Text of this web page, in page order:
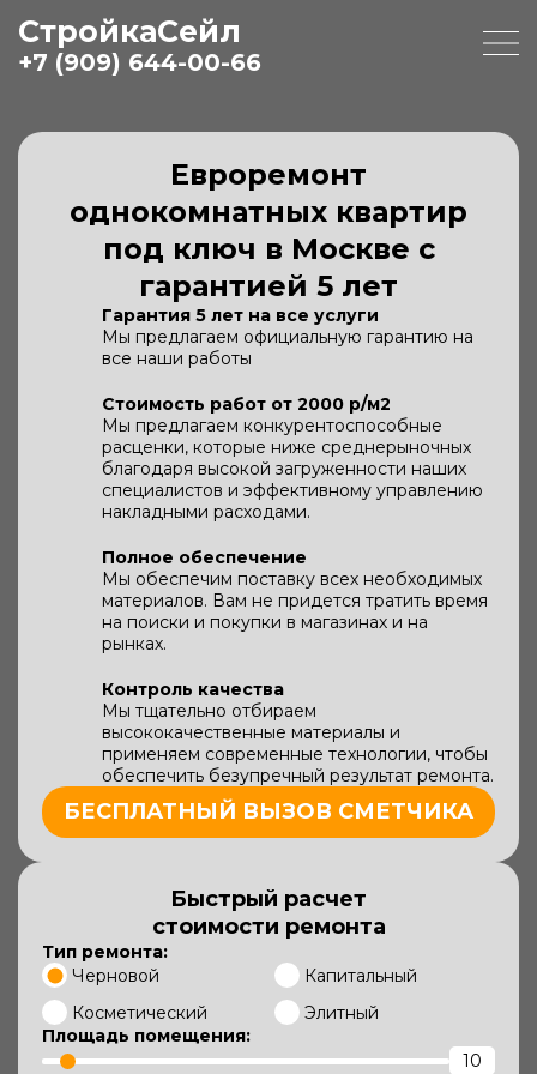
СтройкаСейл
+7 (909) 644-00-66
Евроремонт
однокомнатных квартир
под ключ в Москве с
гарантией 5 лет
Гарантия 5 лет на все услуги
Мы предлагаем официальную гарантию на
все наши работы
Стоимость работ от 2000 р/м2
Мы предлагаем конкурентоспособные
расценки, которые ниже среднерыночных
благодаря высокой загруженности наших
специалистов и эффективному управлению
накладными расходами.
Полное обеспечение
Мы обеспечим поставку всех необходимых
материалов. Вам не придется тратить время
на поиски и покупки в магазинах и на
рынках.
Контроль качества
Мы тщательно отбираем
высококачественные материалы и
применяем современные технологии, чтобы
обеспечить безупречный результат ремонта.
БЕСПЛАТНЫЙ ВЫЗОВ СМЕТЧИКА
Быстрый расчет
стоимости ремонта
Тип ремонта:
Черновой
Капитальный
Косметический
Элитный
Площадь помещения: